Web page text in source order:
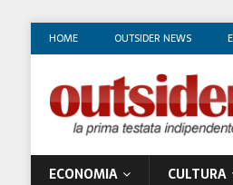
HOME OUTSIDER NEWS
ECONOMIA CULTURA